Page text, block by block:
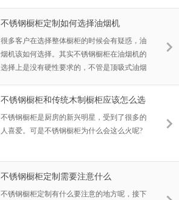
间大，可以塞下大件的物品，拿取方便些，对
于这方面需要大的 客户来说是
但是如果你想要对颜色的搭配有个细致的了
以一起来学习学习。 一般来说，整体橱柜定制
中用的最多的颜色就是白色了，白色是最百搭
也最不会出错的颜色。但是很对人介意白色不
耐脏，打 理不方便。现在的橱柜颜色选择非常
丰富，但是一般我们还是建议衣柜选用浅色系
不锈钢橱柜定制如何选择油烟机
很多客户在选择整体橱柜的时候会有疑惑，油
烟机该如何选择。其实不锈钢橱柜在油烟机的
选择上是没有硬性要求的，不管是顶吸式油烟
候一定要想好是做什么样的油烟机，最好是先
的不 锈钢台面是一体成型的，所以，尺寸一定
是要提前确定下来，现场再修改是不行的。如
成本太 大了，所以一般都是建议先买好，然后
我们在上门测量的时候可以最为精准的算好尺
不锈钢橱柜和传统木制橱柜应该怎么选
不锈钢橱柜是厨房的新兴明星，受到了很多的
人喜爱。可是不锈钢橱柜为什么会这么火呢?
不锈钢橱柜定制需要注意什么
不锈钢橱柜定制有什么要注意的地方呢，接下